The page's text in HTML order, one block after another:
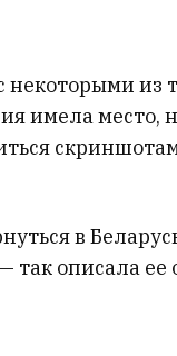
некоторыми
имела место,
в
описала ее